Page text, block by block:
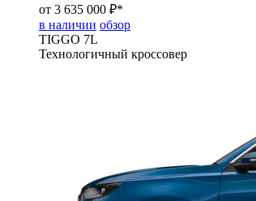
от 3 635 000 ₽*
в наличии обзор
TIGGO 7L
Технологичный кроссовер